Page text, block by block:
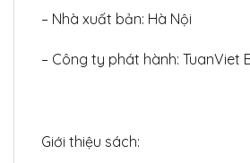
– Nhà xuất bản: Hà Nội
– Công ty phát hành: TuanViet
Giới thiệu sách: